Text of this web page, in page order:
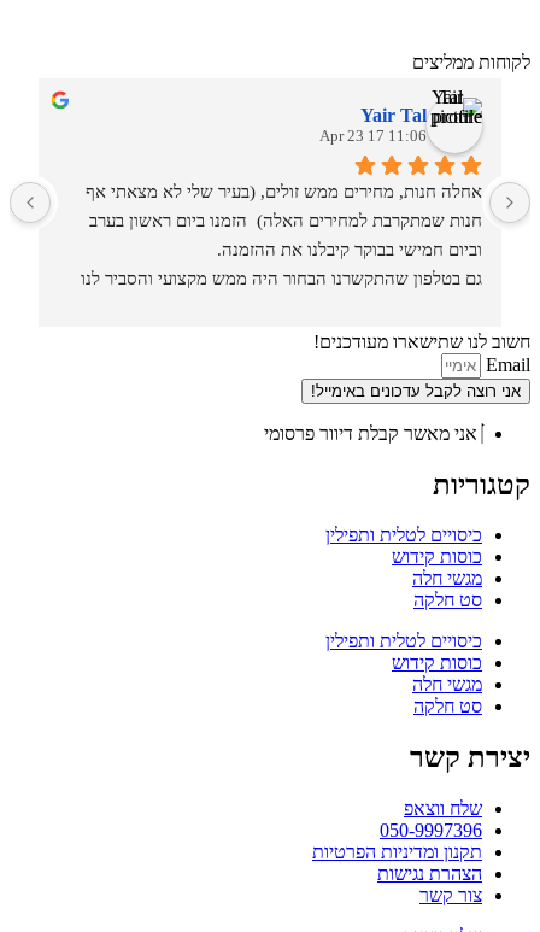
לקוחות ממליצים
Yair Tal
11:06 17 Apr 23
וביום חמישי בבוקר קיבלנו את ההזמנה.
חשוב לנו שתישארו מעודכנים!
Email
אני רוצה לקבל עדכונים באימייל!
אני מאשר קבלת דיוור פרסומי
קטגוריות
כיסויים לטלית ותפילין
כוסות קידוש
מגשי חלה
סט חלקה
כיסויים לטלית ותפילין
כוסות קידוש
מגשי חלה
סט חלקה
יצירת קשר
שלח ווצאפ
050-9997396
תקנון ומדיניות הפרטיות
הצהרת נגישות
צור קשר